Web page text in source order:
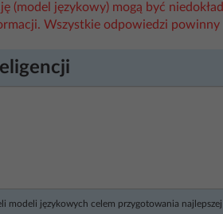
(model językowy) mogą być
Wszystkie odpowiedzi
modeli językowych celem przygotowania